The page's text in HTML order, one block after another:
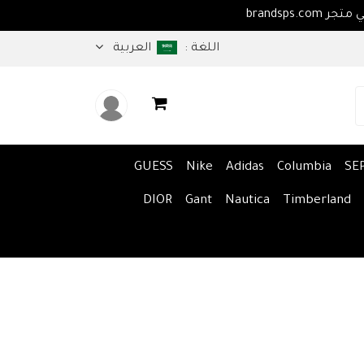
اهلا بكم في متجر brandsps.com
اللغة : العربية
Columbia
Adidas
Nike
GUESS
Timberland
Nautica
Gant
DIOR